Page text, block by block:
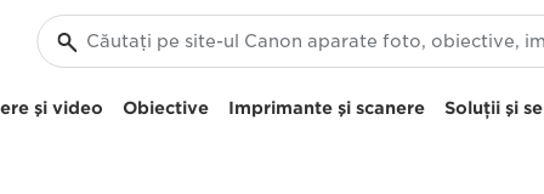
şi video Obiective Imprimante şi scanere Soluţii şi